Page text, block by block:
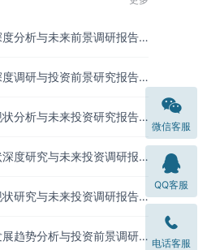
分析与未来前景调研报告
调研与投资前景研究报告
分析与未来投资研究报告
度研究与未来投资调研报
研究与未来投资调研报告
趋势分析与投资前景调研
微信客服
QQ客服
电话客服